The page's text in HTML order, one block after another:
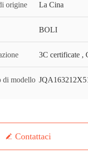
origine La Cina
BOLI
3C certificate ,
di modello
Contattaci